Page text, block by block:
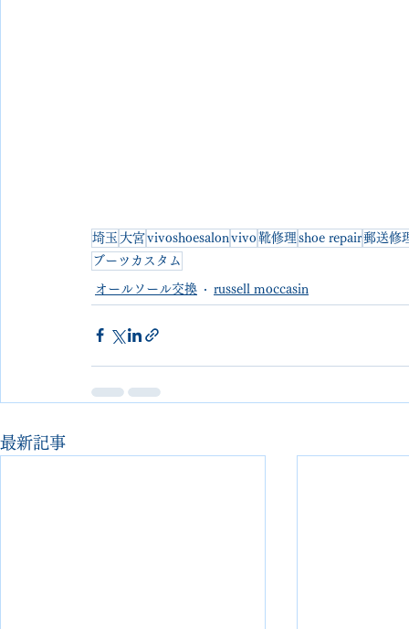
埼玉 大宮vivoshoesalon vivo靴修理 shoe repair郵送修
ブーツカスタム
オールソール交換 russell moccasin
最新記事